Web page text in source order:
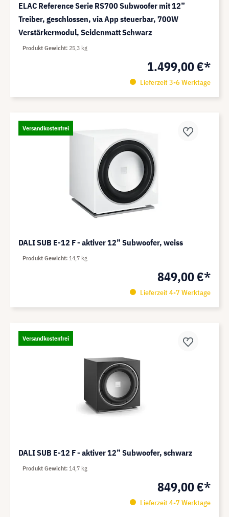
ELAC Reference Serie RS700 Subwoofer mit 12”
Treiber, geschlossen, via App steuerbar, 700W
Verstärkermodul, Seidenmatt Schwarz
1.499,00 €*
Lieferzeit 3-6 Werktage
Produkt Gewicht 25,3 kg
Versandkostenfrei
DALI SUB E-12 F - aktiver 12” Subwoofer, weiss
849,00 €*
Lieferzeit 4-7 Werktage
Produkt Gewicht 14,7 kg
Versandkostenfrei
DALI SUB E-12 F - aktiver 12” Subwoofer, schwarz
849,00 €*
Lieferzeit 4-7 Werktage
Produkt Gewicht 14,7 kg